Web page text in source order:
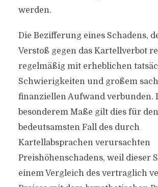
werden.
Die Bezifferung eines Schadens,
Verstoß gegen das Kartellverbot
regelmäßig mit erheblichen
Schwierigkeiten und großem
finanziellen Aufwand verbunden.
besonderem Maße gilt dies für
bedeutsamsten Fall des durch
Kartellabsprachen verursachten
Preishöhenschadens, weil dieser
einem Vergleich des vertraglich